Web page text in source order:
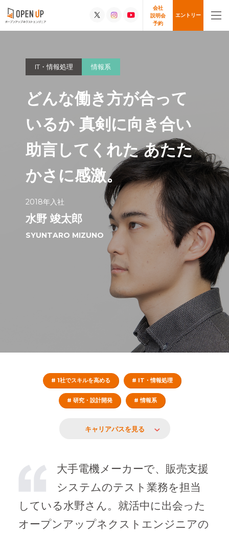
会社
説明会
予約
エントリー
IT・情報処理 情報系
どんな働き方が合って
いるか真剣に向き合い
助言してくれたあたた
かさに感激。
2018年入社
水野 竣太郎
SYUNTARO MIZUNO
# 1社でスキルを高める # IT・情報処理
# 研究・設計開発 # 情報系
キャリアパスを見る
大手電機メーカーで、販売支援
システムのテスト業務を担当
している水野さん。就活中に出会った
オープンアップネクストエンジニアの